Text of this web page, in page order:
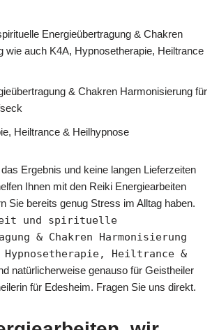
Energieübertragung & Chakren
wie auch K4A, Hypnosetherapie, Heiltrance
& Chakren Harmonisierung für
Heiltrance & Heilhypnose
Ergebnis und keine langen Lieferzeiten
Ihnen mit den Reiki Energiearbeiten
Sie bereits genug Stress im Alltag haben.
und spirituelle
& Chakren Harmonisierung
Hypnosetherapie, Heiltrance &
natürlicherweise genauso für Geistheiler
für Edesheim. Fragen Sie uns direkt.